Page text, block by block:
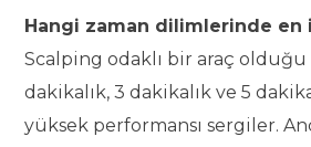
Hangi zaman dilimlerinde en
Scalping odaklı bir araç
dakikalık, 3 dakikalık ve 5
yüksek performansı sergiler.